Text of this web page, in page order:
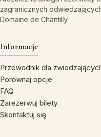
zagranicznych
Domaine de Chantilly.
Informacje
Przewodnik dla
Porównaj opcje
FAQ
Zarezerwuj bilety
Skontaktuj się